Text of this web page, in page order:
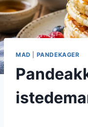
MAD PANDEKAGER